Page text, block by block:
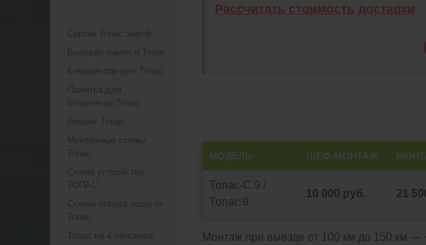
Септик Топас зимой
Бытовая химия и Топас
Компрессор для Топас
Памятка для
владельца Топас
Ремонт Топас
Монтажные схемы
Топас
Схема устройства
ТОПАС
Схемы отвода воды от
Топас
Топас на 4 человека
Рассчитать стоимость доставки
МОДЕЛЬ ШЕФ-МОНТАЖ
Топас-С 9 /
Топас 9
10 000 руб. 21
Монтаж при выезде от 100 км до 150 км —